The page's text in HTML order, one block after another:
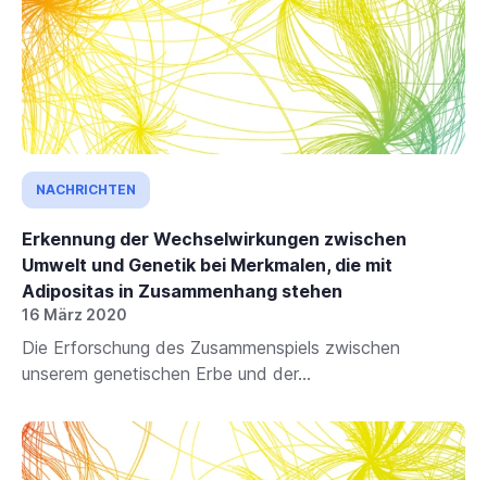
NACHRICHTEN
Erkennung der Wechselwirkungen zwischen
Umwelt und Genetik bei Merkmalen, die mit
Adipositas in Zusammenhang stehen
16 März 2020
Die Erforschung des Zusammenspiels zwischen
unserem genetischen Erbe und der...